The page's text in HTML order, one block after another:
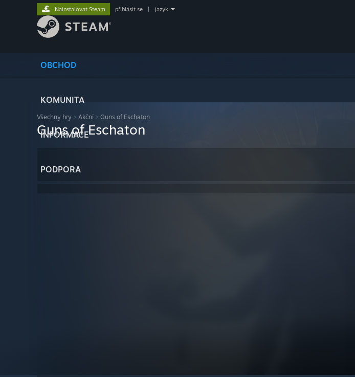
OBCHOD
KOMUNITA
INFORMACE
PODPORA
Nainstalovat Steam přihlásit se jazyk
Všechny hry > Akční > Guns of Eschaton
Guns of Eschaton